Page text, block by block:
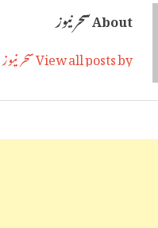
About سحر نیوز
View all posts by سحر نیوز →